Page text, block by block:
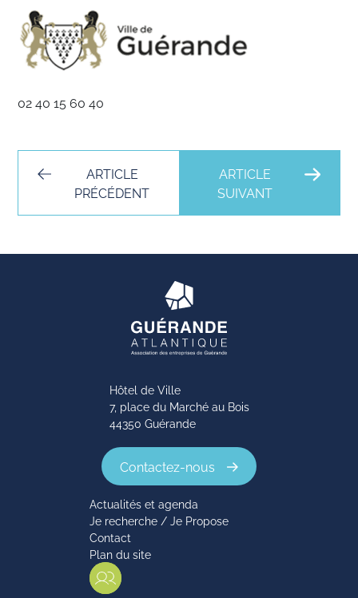
02 40 15 60 40
ARTICLE
PRÉCÉDENT
ARTICLE
SUIVANT
Hôtel de Ville
7, place du Marché au Bois
44350 Guérande
Contactez-nous
Actualités et agenda
Je recherche / Je Propose
Contact
Plan du site